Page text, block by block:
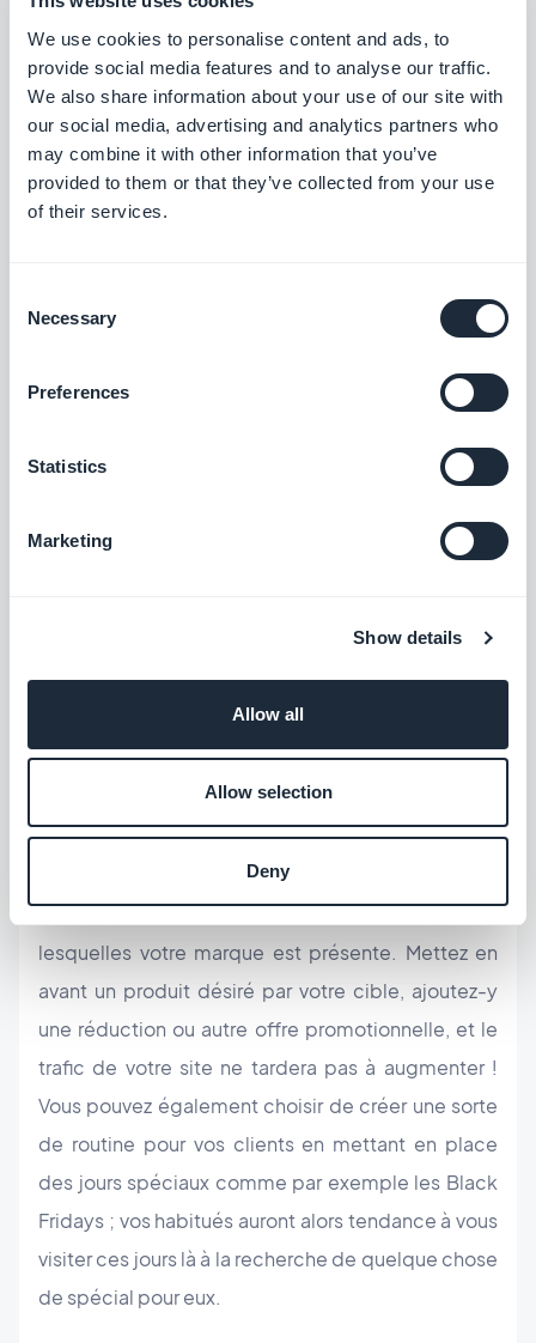
We use cookies to personalise content and ads, to
provide social media features and to analyse our traffic.
We also share information about your use of our site with
our social media, advertising and analytics partners who
may combine it with other information that you’ve
provided to them or that they’ve collected from your use
of their services.
Selection
Necessary
Preferences
Statistics
Marketing
Show details
Allow all
Allow selection
Deny
campagnes de communication. Par exemple "
Approuvé par la communauté scientifique", ou "Les
études ont montré que...."; faites attention à
l'aspect visuel de vos campagnes et dotez la d'un
titre puissant ou qui fait part d'une expérience
connue.
6. Rareté
Nous sommes fortement attirés par les choses
régies par des limitations, comme par exemple les
éditions limitées. C'est pour cela qu'aujourd'hui de
nombreux sites web proposent des offres
limitées. L'utilisation de termes tels que "dans la
limite", ou "offre limitée" ont un effet proche de la
par des produits portant une mention exclusive, et
que manifestement, tout le monde ne pourra pas
avoir. Les limites ont un super pouvoir sur les
consommateurs.
Comment appliquer ce principe?
En créant des offres limitées et en communiquant
autour d'elles à travers les plateformes sur
lesquelles votre marque est présente. Mettez en
avant un produit désiré par votre cible, ajoutez-y
une réduction ou autre offre promotionnelle, et le
trafic de votre site ne tardera pas à augmenter !
Vous pouvez également choisir de créer une sorte
de routine pour vos clients en mettant en place
des jours spéciaux comme par exemple les Black
Fridays ; vos habitués auront alors tendance à vous
visiter ces jours là à la recherche de quelque chose
de spécial pour eux.